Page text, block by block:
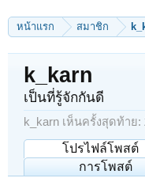
หน้าแรก สมาชิก
k_karn
เป็นที่รู้จักกันดี
k_karn เห็นครั้งสุดท้าย:
โปรไฟล์โพสต์
การโพสต์